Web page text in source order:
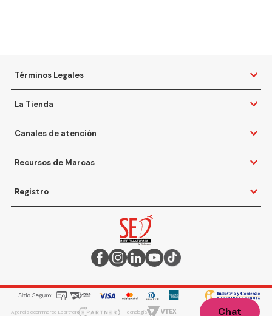
Chat
Términos Legales
La Tienda
Canales de atención
Recursos de Marcas
Registro
Agencia ecommerce Epartner Tecnología